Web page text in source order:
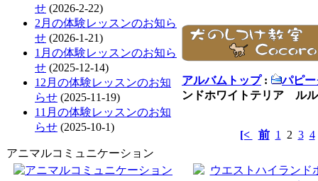
せ (2026-2-22)
2月の体験レッスンのお知ら
せ (2026-1-21)
1月の体験レッスンのお知ら
せ (2025-12-14)
12月の体験レッスンのお知
らせ (2025-11-19)
11月の体験レッスンのお知
らせ (2025-10-1)
アニマルコミュニケーション
アルバムトップ:
パピ
ンドホワイトテリア ル
[< 前 1 2 3 4